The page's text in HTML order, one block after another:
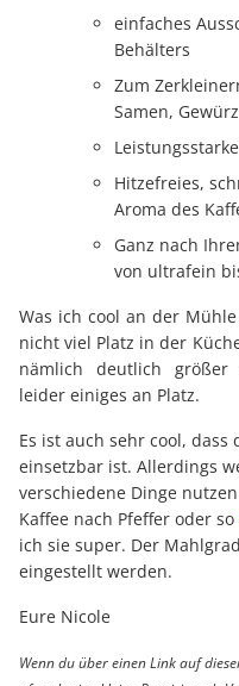
einfaches
Behälters
Zum
Samen,
Hitzefreies,
Aroma des
Ganz nach
von ultrafein
Was ich cool an der
nicht viel Platz in der
nämlich deutlich größer
leider einiges an Platz.
Es ist auch sehr cool,
einsetzbar ist. Allerdings
verschiedene Dinge
Kaffee nach Pfeffer oder
ich sie super. Der
eingestellt werden.
Eure Nicole
Wenn du über einen Link auf